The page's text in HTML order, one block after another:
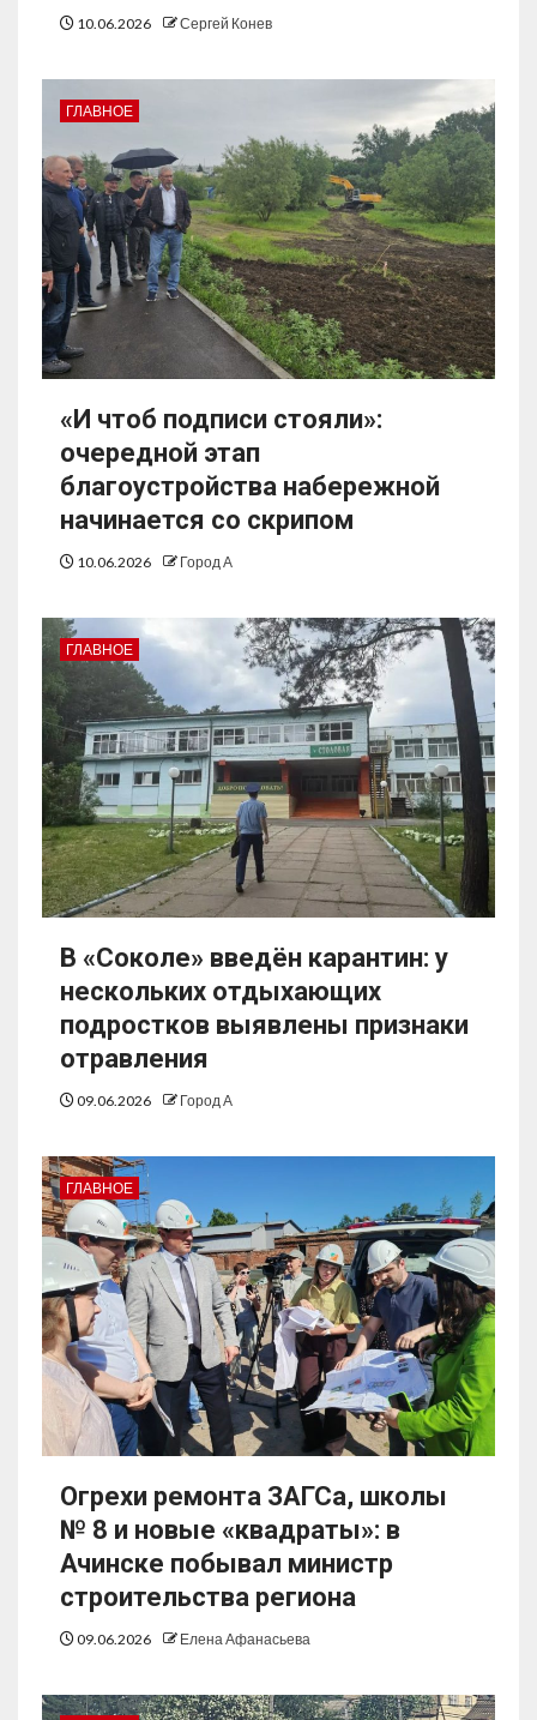
10.06.2026 Сергей Конев
ГЛАВНОЕ
«И чтоб подписи стояли»:
очередной этап
благоустройства набережной
начинается со скрипом
10.06.2026 Город А
ГЛАВНОЕ
В «Соколе» введён карантин: у
нескольких отдыхающих
подростков выявлены признаки
отравления
09.06.2026 Город А
ГЛАВНОЕ
Огрехи ремонта ЗАГСа, школы
№ 8 и новые «квадраты»: в
Ачинске побывал министр
строительства региона
09.06.2026 Елена Афанасьева